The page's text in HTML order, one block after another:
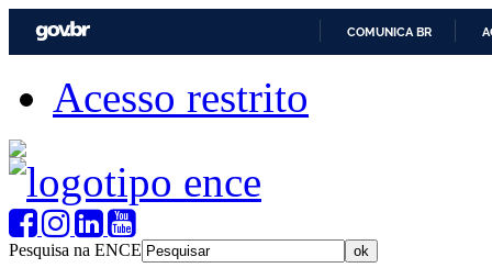
COMUNICA BR
Acesso restrito
Pesquisa na ENCE